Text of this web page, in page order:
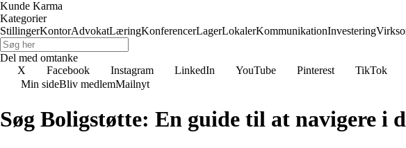
Kunde Karma
Kategorier
StillingerKontorAdvokatLæringKonferencerLagerLokalerKommunikationInvestering
Del med omtanke
X
Facebook Instagram LinkedIn YouTube Pinterest TikTok
Min sideBliv medlemMailnyt
Søg Boligstøtte: En guide til at navigere i